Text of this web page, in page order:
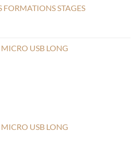
FORMATIONS STAGES
USB LONG
USB LONG